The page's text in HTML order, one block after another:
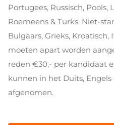
Portugees, Russisch, Pools,
Roemeens & Turks. Niet-
Bulgaars, Grieks, Kroatisch,
moeten apart worden
reden €30,- per kandidaat
kunnen in het Duits, Engels
afgenomen.